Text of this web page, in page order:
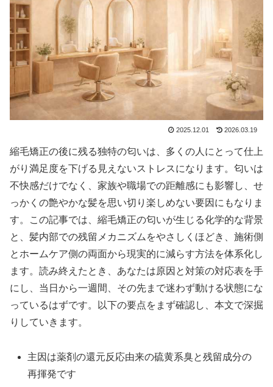
2025.12.01 2026.03.19
縮毛矯正の後に残る独特の匂いは、多くの人にとって仕上
がり満足度を下げる見えないストレスになります。匂いは
不快感だけでなく、家族や職場での距離感にも影響し、せ
っかくの艶やかな髪を思い切り楽しめない要因にもなりま
す。この記事では、縮毛矯正の匂いが生じる化学的な背景
と、髪内部での残留メカニズムをやさしくほどき、施術側
とホームケア側の両面から現実的に減らす方法を体系化し
ます。読み終えたとき、あなたは原因と対策の対応表を手
にし、当日から一週間、その先まで迷わず動ける状態にな
っているはずです。以下の要点をまず確認し、本文で深掘
りしていきます。
主因は薬剤の還元反応由来の硫黄系臭と残留成分の
再揮発です